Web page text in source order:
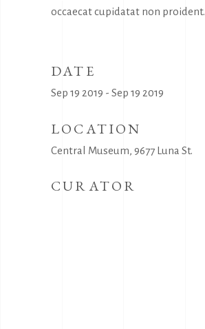
occaecat cupidatat non proident.
DATE
Sep 19 2019 - Sep 19 2019
LOCATION
Central Museum, 9677 Luna St.
CURATOR